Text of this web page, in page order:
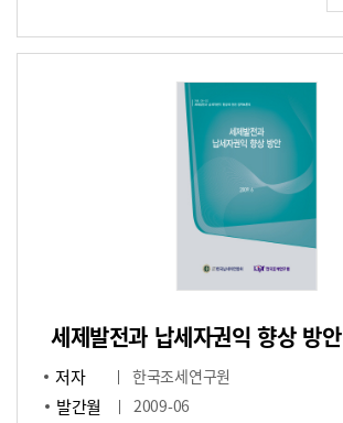
세제발전과 납세자권익 향상 방안
저자 한국조세연구원
발간월 2009-06